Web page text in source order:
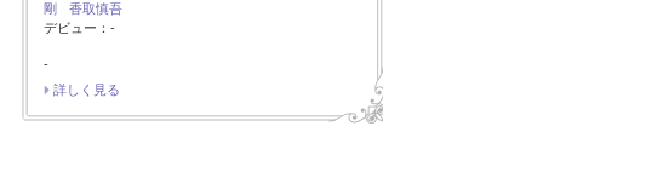
剛
香取慎吾
デビュー：-
-
詳しく見る